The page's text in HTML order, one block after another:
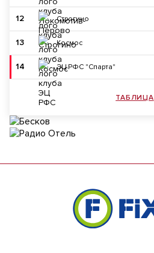
12 Строгино
13 Космос
14 ЭЦ РФС "Спарта"
ТАБЛИЦА